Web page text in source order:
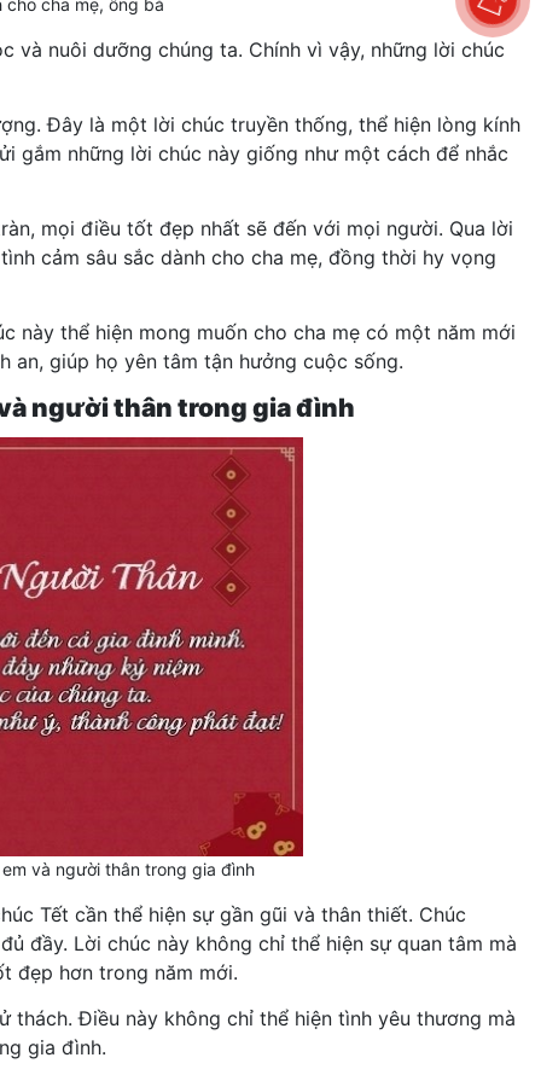
cha mẹ, ông bà
và nuôi dưỡng chúng ta. Chính vì vậy, những lời chúc
Đây là một lời chúc truyền thống, thể hiện lòng kính
gắm những lời chúc này giống như một cách để nhắc
mọi điều tốt đẹp nhất sẽ đến với mọi người. Qua lời
cảm sâu sắc dành cho cha mẹ, đồng thời hy vọng
này thể hiện mong muốn cho cha mẹ có một năm mới
an, giúp họ yên tâm tận hưởng cuộc sống.
người thân trong gia đình
và người thân trong gia đình
Tết cần thể hiện sự gần gũi và thân thiết. Chúc
đầy. Lời chúc này không chỉ thể hiện sự quan tâm mà
đẹp hơn trong năm mới.
thách. Điều này không chỉ thể hiện tình yêu thương mà
gia đình.